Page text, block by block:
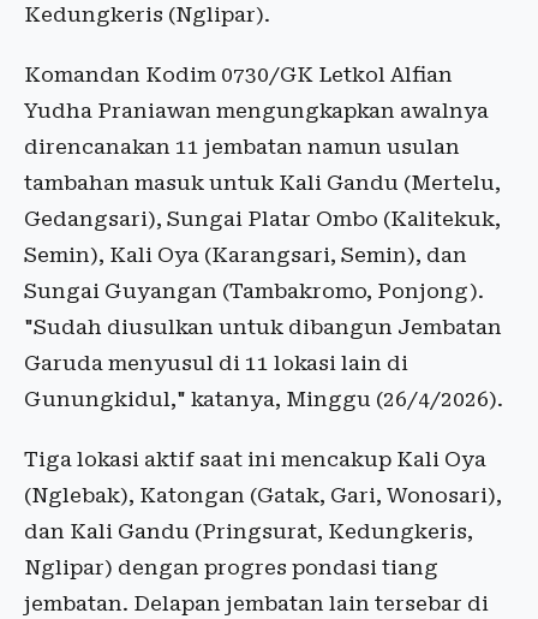
Kedungkeris (Nglipar).
Komandan Kodim 0730/GK Letkol Alfian
Yudha Praniawan mengungkapkan awalnya
direncanakan 11 jembatan namun usulan
tambahan masuk untuk Kali Gandu (Mertelu,
Gedangsari), Sungai Platar Ombo (Kalitekuk,
Semin), Kali Oya (Karangsari, Semin), dan
Sungai Guyangan (Tambakromo, Ponjong).
"Sudah diusulkan untuk dibangun Jembatan
Garuda menyusul di 11 lokasi lain di
Gunungkidul," katanya, Minggu (26/4/2026).
Tiga lokasi aktif saat ini mencakup Kali Oya
(Nglebak), Katongan (Gatak, Gari, Wonosari),
dan Kali Gandu (Pringsurat, Kedungkeris,
Nglipar) dengan progres pondasi tiang
jembatan. Delapan jembatan lain tersebar di